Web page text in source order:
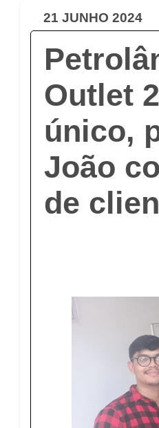
21 JUNHO 2024
Outlet
único,
João
de